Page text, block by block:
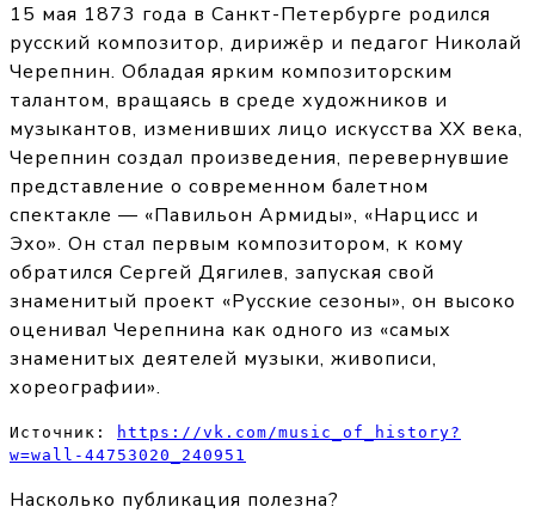
15 мая 1873 года в Санкт-Петербурге родился
русский композитор, дирижёр и педагог Николай
Черепнин. Обладая ярким композиторским
талантом, вращаясь в среде художников и
музыкантов, изменивших лицо искусства XX века,
Черепнин создал произведения, перевернувшие
представление о современном балетном
спектакле — «Павильон Армиды», «Нарцисс и
Эхо». Он стал первым композитором, к кому
обратился Сергей Дягилев, запуская свой
знаменитый проект «Русские сезоны», он высоко
оценивал Черепнина как одного из «самых
знаменитых деятелей музыки, живописи,
хореографии».
Источник:
https://vk.com/music_of_history?
w=wall-44753020_240951
Насколько публикация полезна?